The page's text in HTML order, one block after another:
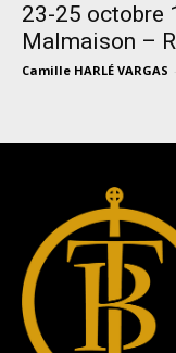
23-25 octobre
Malmaison –
Camille HARLÉ VARGAS -